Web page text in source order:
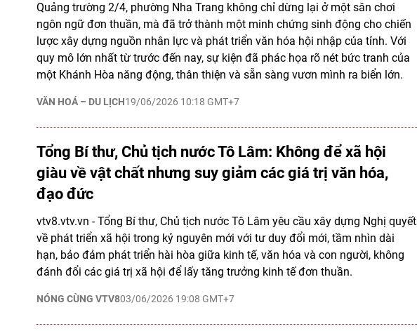
VĂN HOÁ – DU LỊCH19/06/2026 10:18 GMT+7
Quảng trường 2/4, phường Nha Trang không chỉ dừng lại ở một sân chơi
ngôn ngữ đơn thuần, mà đã trở thành một minh chứng sinh động cho chiến
lược xây dựng nguồn nhân lực và phát triển văn hóa hội nhập của tỉnh. Với
quy mô lớn nhất từ trước đến nay, sự kiện đã phác họa rõ nét bức tranh của
một Khánh Hòa năng động, thân thiện và sẵn sàng vươn mình ra biển lớn.
Tổng Bí thư, Chủ tịch nước Tô Lâm: Không để xã hội
giàu về vật chất nhưng suy giảm các giá trị văn hóa,
đạo đức
NÓNG CÙNG VTV803/06/2026 19:08 GMT+7
vtv8.vtv.vn - Tổng Bí thư, Chủ tịch nước Tô Lâm yêu cầu xây dựng Nghị quyết
về phát triển xã hội trong kỷ nguyên mới với tư duy đổi mới, tầm nhìn dài
hạn, bảo đảm phát triển hài hòa giữa kinh tế, văn hóa và con người, không
đánh đổi các giá trị xã hội để lấy tăng trưởng kinh tế đơn thuần.